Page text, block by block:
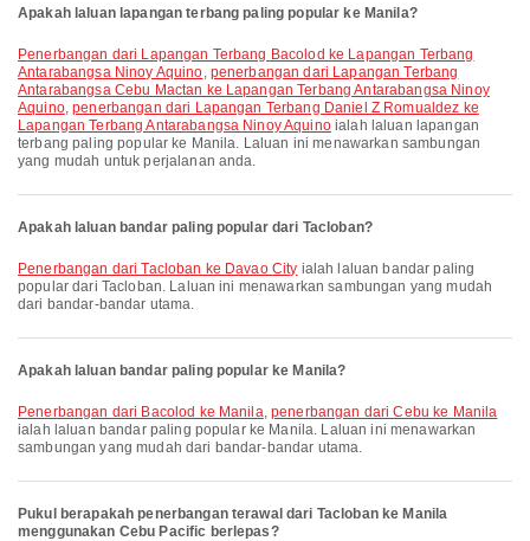
Apakah laluan lapangan terbang paling popular ke Manila?
penerbangan dari Lapangan Terbang Bacolod ke Lapangan Terbang
Antarabangsa Ninoy Aquino, penerbangan dari Lapangan Terbang
Antarabangsa Cebu Mactan ke Lapangan Terbang Antarabangsa Ninoy
Aquino,penerbangan dari Lapangan Terbang Daniel Z Romualdez ke
Lapangan Terbang Antarabangsa Ninoy Aquinoialah laluan lapangan
terbang paling popular ke Manila. Laluan ini menawarkan sambungan
yang mudah untuk perjalanan anda.
Apakah laluan bandar paling popular dari Tacloban?
penerbangan dari Tacloban ke Davao City ialah laluan bandar paling
popular dari Tacloban. Laluan ini menawarkan sambungan yang mudah
dari bandar-bandar utama.
Apakah laluan bandar paling popular ke Manila?
penerbangan dari Bacolod ke Manila,penerbangan dari Cebu ke Manila
ialah laluan bandar paling popular ke Manila. Laluan ini menawarkan
sambungan yang mudah dari bandar-bandar utama.
Pukul berapakah penerbangan terawal dari Tacloban ke Manila
menggunakan Cebu Pacific berlepas?